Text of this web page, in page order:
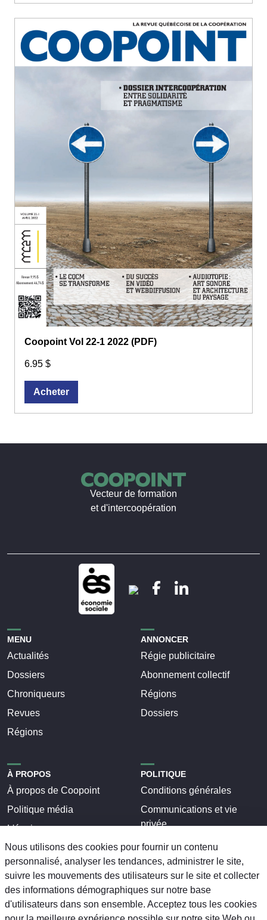
Coopoint Vol 22-1 2022 (PDF)
6.95 $
Acheter
Vecteur de formation
et d'intercoopération
MENU
Actualités
Dossiers
Chroniqueurs
Revues
Régions
ANNONCER
Régie publicitaire
Abonnement collectif
Régions
Dossiers
À PROPOS
À propos de Coopoint
Politique média
L'équipe
Nous joindre
Régions
Dossiers
POLITIQUE
Conditions générales
Communications et vie
privée
Termes et conditions
Nétiquette
Régions
Dossiers
Nous utilisons des cookies pour fournir un contenu
personnalisé, analyser les tendances, administrer le site,
suivre les mouvements des utilisateurs sur le site et collecter
des informations démographiques sur notre base
d'utilisateurs dans son ensemble. Acceptez tous les cookies